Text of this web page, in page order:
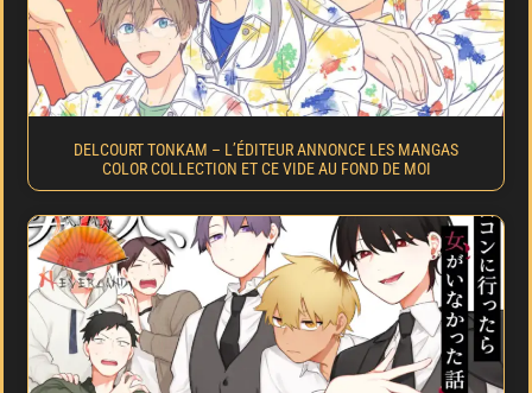
DELCOURT TONKAM – L’ÉDITEUR ANNONCE LES MANGAS
COLOR COLLECTION ET CE VIDE AU FOND DE MOI